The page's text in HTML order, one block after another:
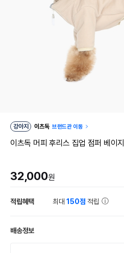
강아지 이츠독 브랜드관 이동
이츠독 머피 후리스 집업 점퍼 베이지
32,000원
적립혜택 최대150점 적립
배송정보